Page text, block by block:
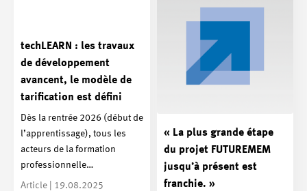
techLEARN : les travaux
de développement
avancent, le modèle de
tarification est défini
Dès la rentrée 2026 (début de
l’apprentissage), tous les
acteurs de la formation
professionnelle…
Article | 19.08.2025
« La plus grande étape
du projet FUTUREMEM
jusqu’à présent est
franchie. »